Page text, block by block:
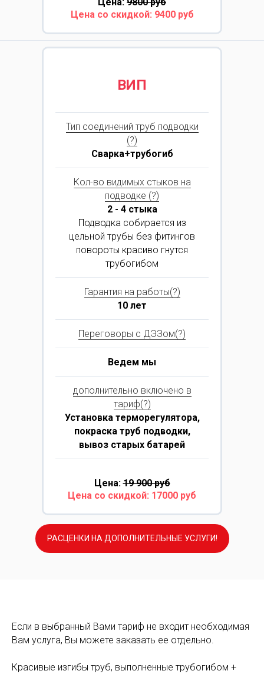
Цена со скидкой: 9400 руб
ВИП
Тип соединений труб подводки
(?)
Сварка+трубогиб
Кол-во видимых стыков на
подводке (?)
2 - 4 стыка
Подводка собирается из
цельной трубы без фитингов
повороты красиво гнутся
трубогибом
Гарантия на работы(?)
10 лет
Переговоры с ДЭЗом(?)
Ведем мы
дополнительно включено в
тариф(?)
Установка терморегулятора,
покраска труб подводки,
вывоз старых батарей
Цена:19 900 руб
Цена со скидкой: 17000 руб
РАСЦЕНКИ НА ДОПОЛНИТЕЛЬНЫЕ УСЛУГИ!
Если в выбранный Вами тариф не входит необходимая
Вам услуга, Вы можете заказать ее отдельно.
Красивые изгибы труб, выполненные трубогибом +